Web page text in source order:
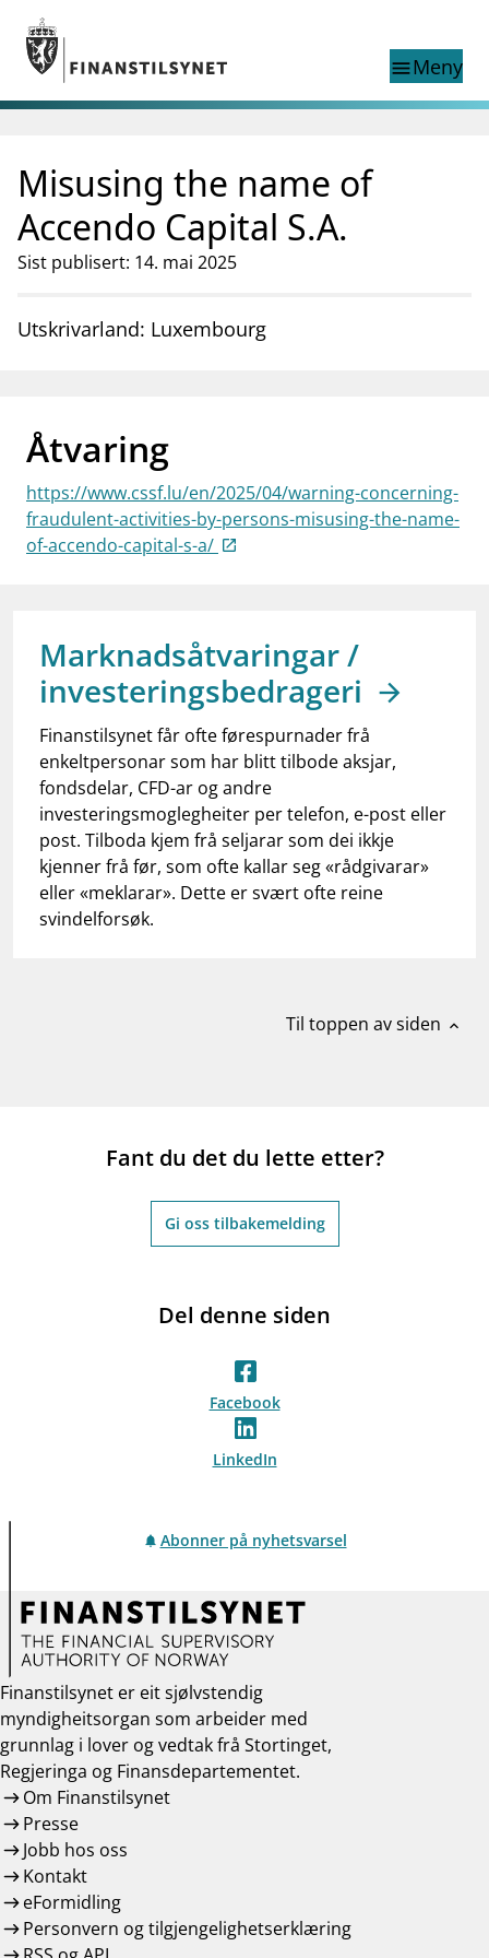
Gå til hovedinnhold
Gå til søkesiden
menuMeny
nettstedet
English
English
English home page
Tilsyn
Aktuelt
Tema
mail_outlineKontakt oss
work_outlineJobb hos oss
dashboardInformasjon for investorer
Misusing the name of
Accendo Capital S.A.
Sist publisert: 14. mai 2025
Utskrivarland: Luxembourg
Åtvaring
https://www.cssf.lu/en/2025/04/warning-concerning-
fraudulent-activities-by-persons-misusing-the-name-
of-accendo-capital-s-a/
Marknadsåtvaringar /
investeringsbedrageri
Finanstilsynet får ofte førespurnader frå
enkeltpersonar som har blitt tilbode aksjar,
fondsdelar, CFD-ar og andre
investeringsmoglegheiter per telefon, e-post eller
post. Tilboda kjem frå seljarar som dei ikkje
kjenner frå før, som ofte kallar seg «rådgivarar»
eller «meklarar». Dette er svært ofte reine
svindelforsøk.
Til toppen av siden expand_less
Fant du det du lette etter?
Gi oss tilbakemelding
Del denne siden
Facebook
LinkedIn
Abonner på nyhetsvarsel
Finanstilsynet er eit sjølvstendig
myndigheitsorgan som arbeider med
grunnlag i lover og vedtak frå Stortinget,
Regjeringa og Finansdepartementet.
Om Finanstilsynet
Presse
Jobb hos oss
Kontakt
eFormidling
Personvern og tilgjengelighetserklæring